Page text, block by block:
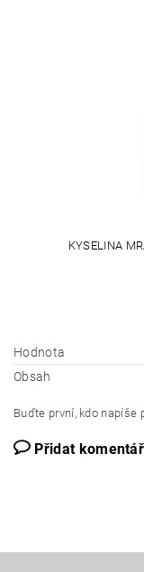
KYSELINA
Hodnota
Obsah
Buďte první, kdo napíše
Přidat komentář